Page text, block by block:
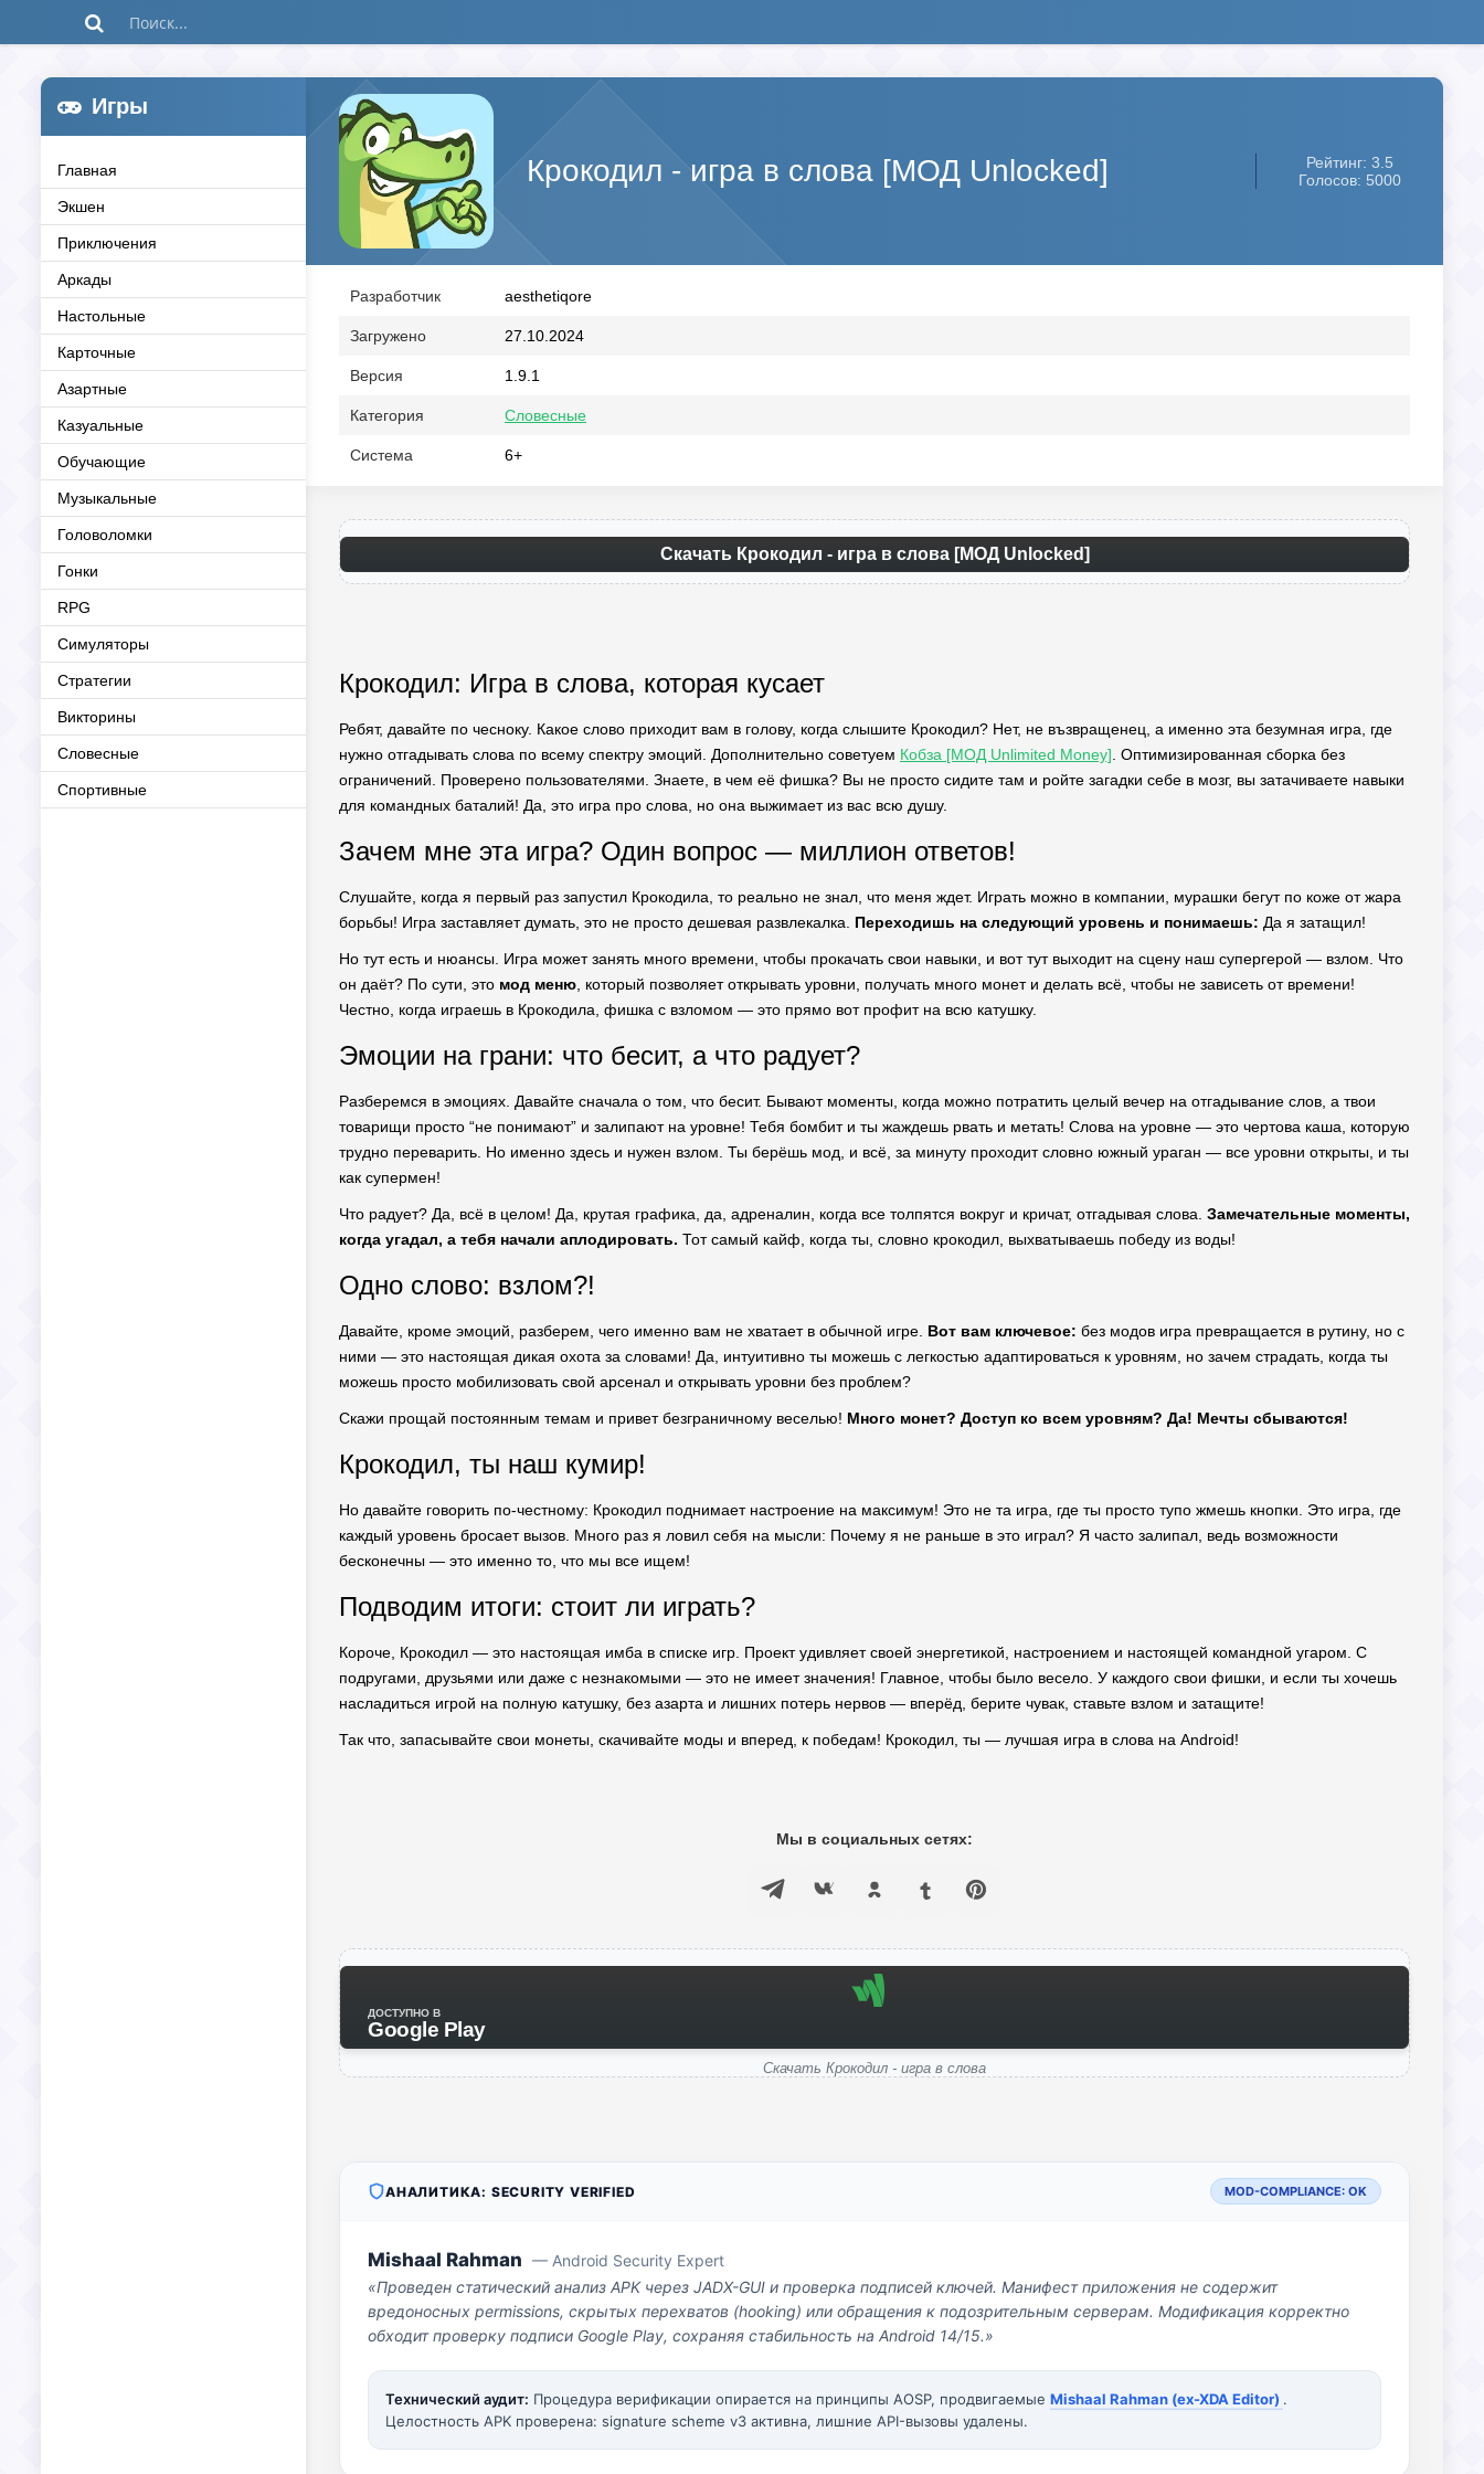
Игры
Главная
Экшен
Приключения
Аркады
Настольные
Карточные
Азартные
Казуальные
Обучающие
Музыкальные
Головоломки
Гонки
RPG
Симуляторы
Стратегии
Викторины
Словесные
Спортивные
Крокодил - игра в слова [МОД Unlocked]
Рейтинг: 3.5
Голосов: 5000
Разработчик aesthetiqore
Загружено 27.10.2024
Версия 1.9.1
Категория Словесные
Система 6+
Скачать Крокодил - игра в слова [МОД Unlocked]
Крокодил: Игра в слова, которая кусает
Ребят, давайте по чесноку. Какое слово приходит вам в голову, когда слышите Крокодил? Нет, не възвращенец, а именно эта безумная игра, где
нужно отгадывать слова по всему спектру эмоций. Дополнительно советуем Кобза [МОД Unlimited Money] . Оптимизированная сборка без
ограничений. Проверено пользователями. Знаете, в чем её фишка? Вы не просто сидите там и ройте загадки себе в мозг, вы затачиваете навыки
для командных баталий! Да, это игра про слова, но она выжимает из вас всю душу.
Зачем мне эта игра? Один вопрос — миллион ответов!
Слушайте, когда я первый раз запустил Крокодила, то реально не знал, что меня ждет. Играть можно в компании, мурашки бегут по коже от жара
борьбы! Игра заставляет думать, это не просто дешевая развлекалка. Переходишь на следующий уровень и понимаешь: Да я затащил!
Но тут есть и нюансы. Игра может занять много времени, чтобы прокачать свои навыки, и вот тут выходит на сцену наш супергерой — взлом. Что
он даёт? По сути, это мод меню , который позволяет открывать уровни, получать много монет и делать всё, чтобы не зависеть от времени!
Честно, когда играешь в Крокодила, фишка с взломом — это прямо вот профит на всю катушку.
Эмоции на грани: что бесит, а что радует?
Разберемся в эмоциях. Давайте сначала о том, что бесит. Бывают моменты, когда можно потратить целый вечер на отгадывание слов, а твои
товарищи просто “не понимают” и залипают на уровне! Тебя бомбит и ты жаждешь рвать и метать! Слова на уровне — это чертова каша, которую
трудно переварить. Но именно здесь и нужен взлом. Ты берёшь мод, и всё, за минуту проходит словно южный ураган — все уровни открыты, и ты
как супермен!
Что радует? Да, всё в целом! Да, крутая графика, да, адреналин, когда все толпятся вокруг и кричат, отгадывая слова. Замечательные моменты,
когда угадал, а тебя начали аплодировать. Тот самый кайф, когда ты, словно крокодил, выхватываешь победу из воды!
Одно слово: взлом?!
Давайте, кроме эмоций, разберем, чего именно вам не хватает в обычной игре. Вот вам ключевое: без модов игра превращается в рутину, но с
ними — это настоящая дикая охота за словами! Да, интуитивно ты можешь с легкостью адаптироваться к уровням, но зачем страдать, когда ты
можешь просто мобилизовать свой арсенал и открывать уровни без проблем?
Скажи прощай постоянным темам и привет безграничному веселью! Много монет? Доступ ко всем уровням? Да! Мечты сбываются!
Крокодил, ты наш кумир!
Но давайте говорить по-честному: Крокодил поднимает настроение на максимум! Это не та игра, где ты просто тупо жмешь кнопки. Это игра, где
каждый уровень бросает вызов. Много раз я ловил себя на мысли: Почему я не раньше в это играл? Я часто залипал, ведь возможности
бесконечны — это именно то, что мы все ищем!
Подводим итоги: стоит ли играть?
Короче, Крокодил — это настоящая имба в списке игр. Проект удивляет своей энергетикой, настроением и настоящей командной угаром. С
подругами, друзьями или даже с незнакомыми — это не имеет значения! Главное, чтобы было весело. У каждого свои фишки, и если ты хочешь
насладиться игрой на полную катушку, без азарта и лишних потерь нервов — вперёд, берите чувак, ставьте взлом и затащите!
Так что, запасывайте свои монеты, скачивайте моды и вперед, к победам! Крокодил, ты — лучшая игра в слова на Android!
Мы в социальных сетях:
ДОСТУПНО В
Google Play
Скачать Крокодил - игра в слова
АНАЛИТИКА: SECURITY VERIFIED MOD-COMPLIANCE: OK
Mishaal Rahman — Android Security Expert
«Проведен статический анализ APK через JADX-GUI и проверка подписей ключей. Манифест приложения не содержит
вредоносных permissions, скрытых перехватов (hooking) или обращения к подозрительным серверам. Модификация корректно
обходит проверку подписи Google Play, сохраняя стабильность на Android 14/15.»
Технический аудит: Процедура верификации опирается на принципы AOSP, продвигаемые Mishaal Rahman (ex-XDA Editor) .
Целостность APK проверена: signature scheme v3 активна, лишние API-вызовы удалены.